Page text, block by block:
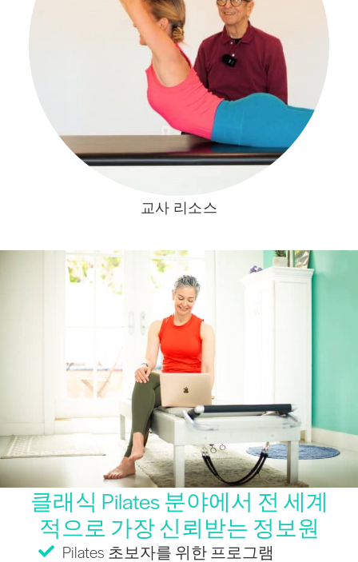
교사 리소스
클래식 Pilates 분야에서 전 세계
적으로 가장 신뢰받는 정보원
Pilates 초보자를 위한 프로그램